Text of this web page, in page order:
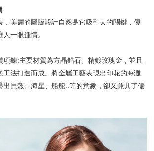
，美麗的圖騰設計自然是它吸引人的關鍵，優
一眼鍾情。
項鍊:主要材質為方晶鋯石、精鍍玫瑰金，並且
工法打造而成。將金屬工藝表現出印花的海灘
出貝殼、海星、船舵..等的意象，卻又兼具了優